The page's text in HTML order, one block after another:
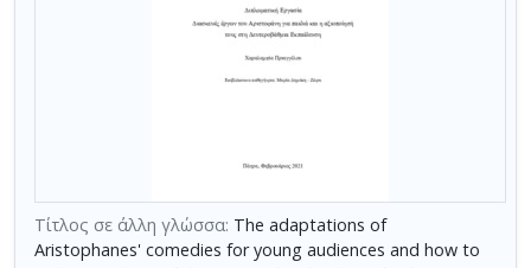
επιπλέον
κριτηρίων
αναζήτησης
Τίτλος σε άλλη γλώσσα: The adaptations of
Aristophanes' comedies for young audiences and how to